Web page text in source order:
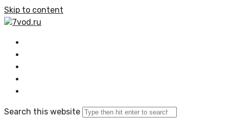
Skip to content
7vod.ru
Search this website